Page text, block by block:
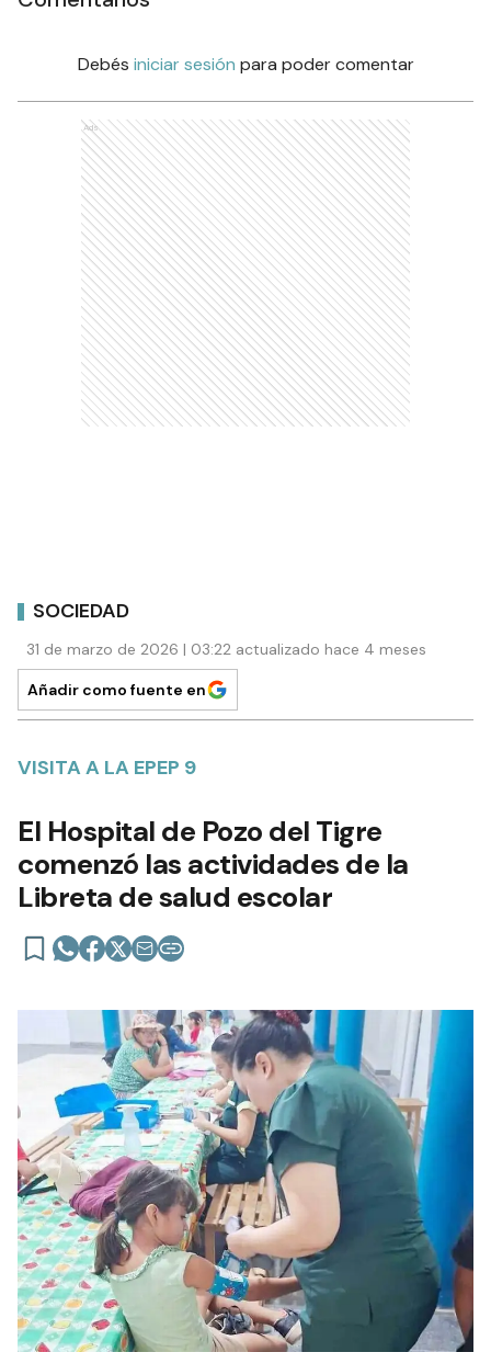
Debés iniciar sesión para poder comentar
Ads
SOCIEDAD
31 de marzo de 2026 | 03:22 actualizado hace 4 meses
Añadir como fuente en
VISITA A LA EPEP 9
El Hospital de Pozo del Tigre
comenzó las actividades de la
Libreta de salud escolar